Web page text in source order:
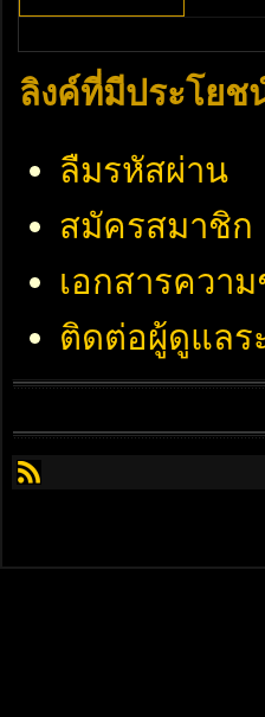
ลิงค์ที่มีประโยช
ลืมรหัสผ่าน
สมัครสมาชิก
เอกสารควา
ติดต่อผู้ดูแลร